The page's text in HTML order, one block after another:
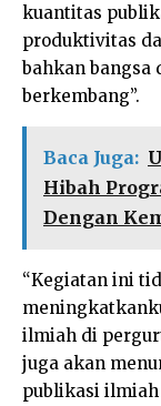
kuantitas
produktivitas
bahkan bangsa
berkembang”.
Baca Juga:
Hibah
Dengan
“Kegiatan ini
ilmiah di
juga akan
publikasi ilmiah